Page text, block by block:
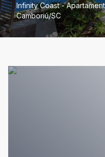
Infinity Coast -
Camboriú/SC